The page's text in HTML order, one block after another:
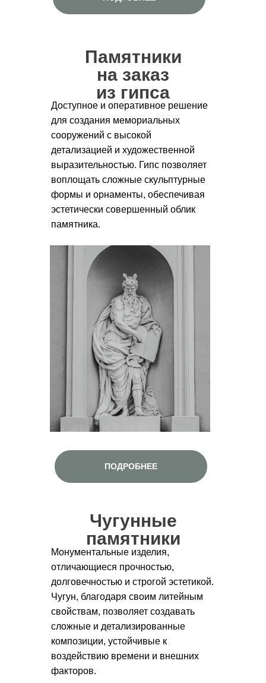
Памятники
на заказ
из гипса
Доступное и оперативное решение
для создания мемориальных
сооружений с высокой
детализацией и художественной
выразительностью. Гипс позволяет
воплощать сложные скульптурные
формы и орнаменты, обеспечивая
эстетически совершенный облик
памятника.
ПОДРОБНЕЕ
Чугунные
памятники
Монументальные изделия,
отличающиеся прочностью,
долговечностью и строгой эстетикой.
Чугун, благодаря своим литейным
свойствам, позволяет создавать
сложные и детализированные
композиции, устойчивые к
воздействию времени и внешних
факторов.